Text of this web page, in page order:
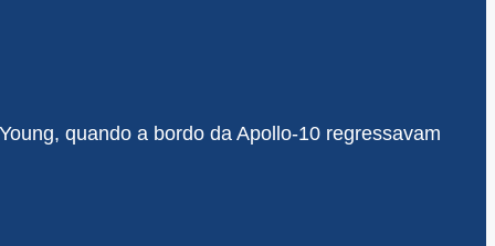
quando a bordo da Apollo-10 regressavam